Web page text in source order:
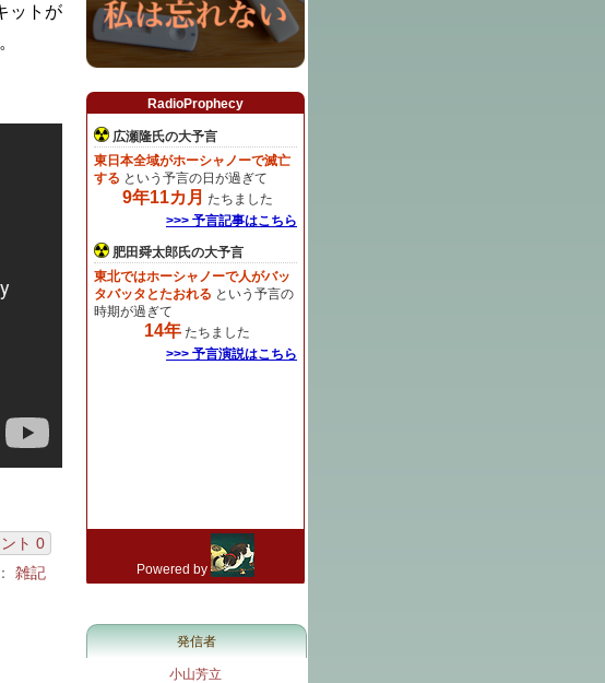
ットが
ト 0
雑記
発信者
小山芳立